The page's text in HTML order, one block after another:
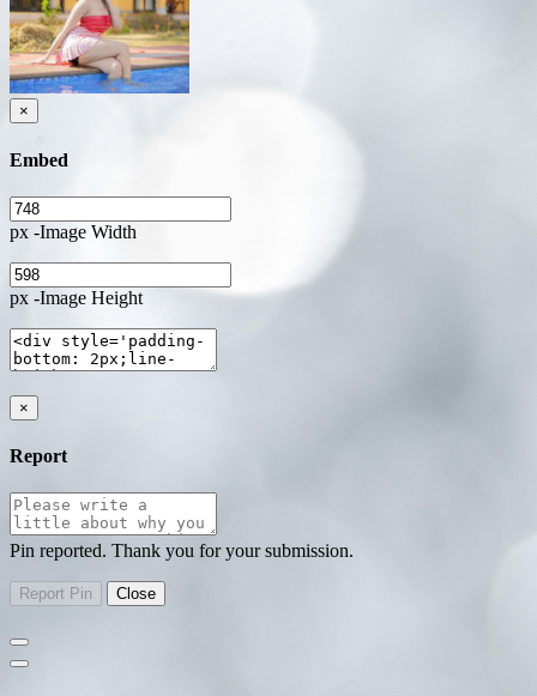
×
Embed
px -Image Width
px -Image Height
×
Report
Pin reported. Thank you for your submission.